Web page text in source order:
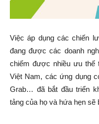
Việc áp dụng các chiến
đang được các doanh
chiếm được nhiều ưu thế
Việt Nam, các ứng dụng
Grab… đã bắt đầu triển
tảng của họ và hứa hẹn sẽ